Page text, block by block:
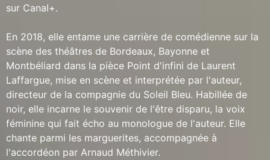
sur Canal+.
En 2018, elle entame une carrière de comédienne sur la
scène des théâtres de Bordeaux, Bayonne et
Montbéliard dans la pièce Point d'infini de Laurent
Laffargue, mise en scène et interprétée par l'auteur,
directeur de la compagnie du Soleil Bleu. Habillée de
noir, elle incarne le souvenir de l'être disparu, la voix
féminine qui fait écho au monologue de l'auteur. Elle
chante parmi les marguerites, accompagnée à
l'accordéon par Arnaud Méthivier.